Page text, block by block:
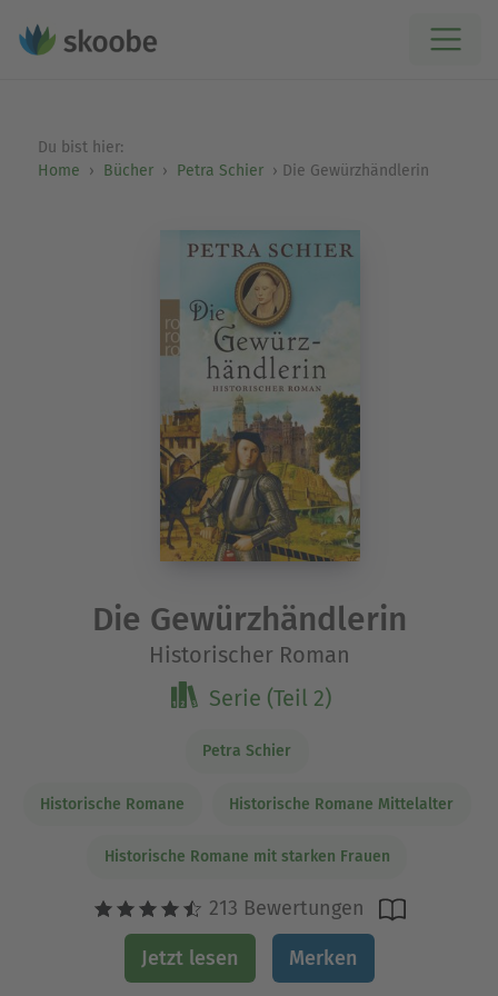
Du bist hier:
Home
Bücher Petra Schier Die Gewürzhändlerin
Die Gewürzhändlerin
Historischer Roman
Serie (Teil 2)
Petra Schier
Historische Romane Historische Romane Mittelalter
Historische Romane mit starken Frauen
213 Bewertungen
Jetzt lesen Merken